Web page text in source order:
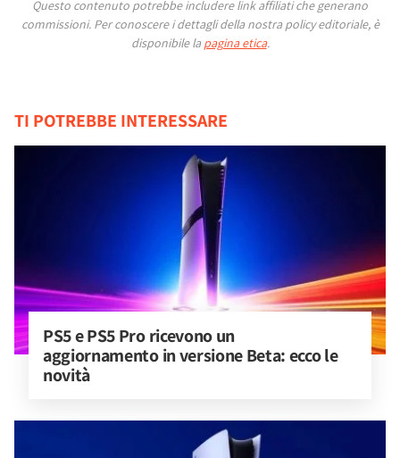
Questo contenuto potrebbe includere link affiliati che generano
commissioni. Per conoscere i dettagli della nostra policy editoriale, è
disponibile la pagina etica.
TI POTREBBE INTERESSARE
PS5 e PS5 Pro ricevono un
aggiornamento in versione Beta: ecco le
novità